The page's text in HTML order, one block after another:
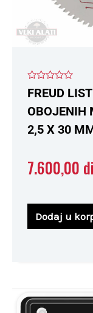
Ocenjeno
sa
od
FREUD
OBOJENIH
2,5 X 30
7.600,00
Dodaj u